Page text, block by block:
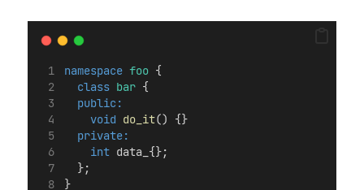
namespace foo {
class bar {
public:
void do_it() {}
private:
int data_{};
  };
}